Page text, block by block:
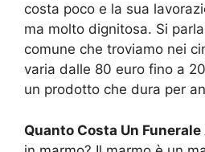
costa poco e la sua
ma molto dignitosa. Si
comune che troviamo nei
varia dalle 80 euro fino a
un prodotto che dura per
Quanto Costa Un